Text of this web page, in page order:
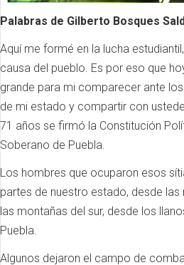
Palabras de Gilberto Bosques
Aquí me formé en la lucha
causa del pueblo. Es por eso que
grande para mi comparecer ante
de mi estado y compartir con
71 años se firmó la Constitución
Soberano de Puebla.
Los hombres que ocuparon esos
partes de nuestro estado, desde
las montañas del sur, desde los
Puebla.
Algunos dejaron el campo de